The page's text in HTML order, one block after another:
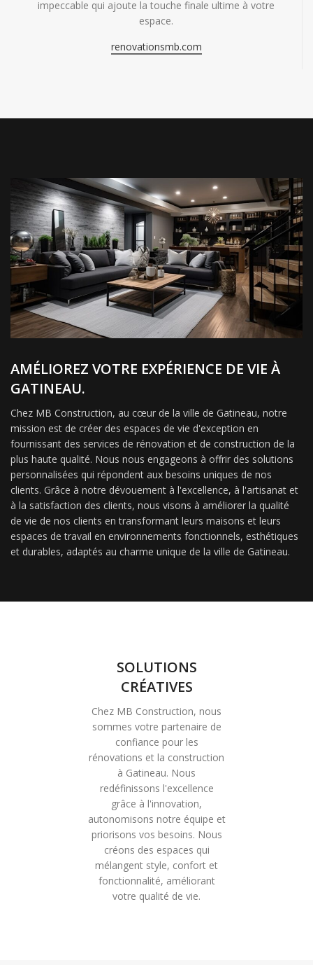
impeccable qui ajoute la touche finale ultime à votre
espace.
renovationsmb.com
AMÉLIOREZ VOTRE EXPÉRIENCE DE VIE À
GATINEAU.
Chez MB Construction, au cœur de la ville de Gatineau, notre
mission est de créer des espaces de vie d'exception en
fournissant des services de rénovation et de construction de la
plus haute qualité. Nous nous engageons à offrir des solutions
personnalisées qui répondent aux besoins uniques de nos
clients. Grâce à notre dévouement à l'excellence, à l'artisanat et
à la satisfaction des clients, nous visons à améliorer la qualité
de vie de nos clients en transformant leurs maisons et leurs
espaces de travail en environnements fonctionnels, esthétiques
et durables, adaptés au charme unique de la ville de Gatineau.
SOLUTIONS
CRÉATIVES
Chez MB Construction, nous
sommes votre partenaire de
confiance pour les
rénovations et la construction
à Gatineau. Nous
redéfinissons l'excellence
grâce à l'innovation,
autonomisons notre équipe et
priorisons vos besoins. Nous
créons des espaces qui
mélangent style, confort et
fonctionnalité, améliorant
votre qualité de vie.